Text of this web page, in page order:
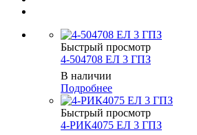
Быстрый просмотр
4-504708 ЕЛ 3 ГПЗ
В наличии
Подробнее
Быстрый просмотр
4-РИК4075 ЕЛ 3 ГПЗ